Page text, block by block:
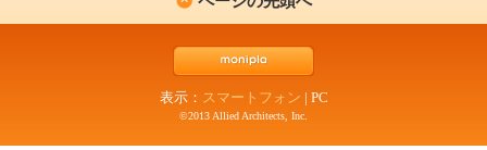
表示： スマートフォン | PC
©2013 Allied Architects, Inc.